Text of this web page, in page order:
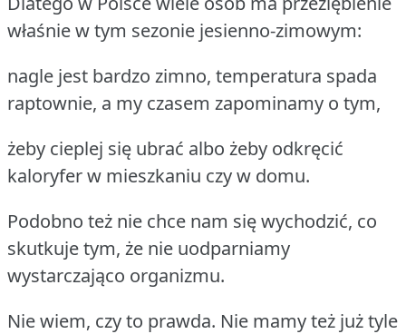
właśnie w tym sezonie jesienno-zimowym:
nagle jest bardzo zimno, temperatura spada
raptownie, a my czasem zapominamy o tym,
żeby cieplej się ubrać albo żeby odkręcić
kaloryfer w mieszkaniu czy w domu.
Podobno też nie chce nam się wychodzić, co
skutkuje tym, że nie uodparniamy
wystarczająco organizmu.
Nie wiem, czy to prawda. Nie mamy też już tyle